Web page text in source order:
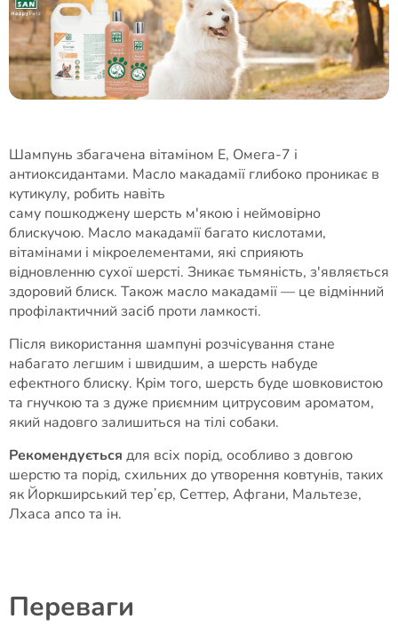
Шампунь збагачена вітаміном Е, Омега-7 і
антиоксидантами. Масло макадамії глибоко проникає в
кутикулу, робить навіть
саму пошкоджену шерсть м'якою і неймовірно
блискучою. Масло макадамії багато кислотами,
вітамінами і мікроелементами, які сприяють
відновленню сухої шерсті. Зникає тьмяність, з'являється
здоровий блиск. Також масло макадамії — це відмінний
профілактичний засіб проти ламкості.
Після використання шампуні розчісування стане
набагато легшим і швидшим, а шерсть набуде
ефектного блиску. Крім того, шерсть буде шовковистою
та гнучкою та з дуже приємним цитрусовим ароматом,
який надовго залишиться на тілі собаки.
Рекомендується для всіх порід, особливо з довгою
шерстю та порід, схильних до утворення ковтунів, таких
як Йоркширський терʼєр, Сеттер, Афгани, Мальтезе,
Лхаса апсо та ін.
Переваги